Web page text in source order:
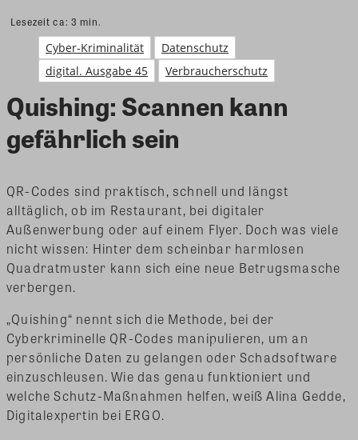
Lesezeit ca: 3 min.
Cyber-Kriminalität
Datenschutz
digital. Ausgabe 45
Verbraucherschutz
Quishing: Scannen kann
gefährlich sein
QR-Codes sind praktisch, schnell und längst
alltäglich, ob im Restaurant, bei digitaler
Außenwerbung oder auf einem Flyer. Doch was viele
nicht wissen: Hinter dem scheinbar harmlosen
Quadratmuster kann sich eine neue Betrugsmasche
verbergen.
„Quishing“ nennt sich die Methode, bei der
Cyberkriminelle QR-Codes manipulieren, um an
persönliche Daten zu gelangen oder Schadsoftware
einzuschleusen. Wie das genau funktioniert und
welche Schutz-Maßnahmen helfen, weiß Alina Gedde,
Digitalexpertin bei ERGO.